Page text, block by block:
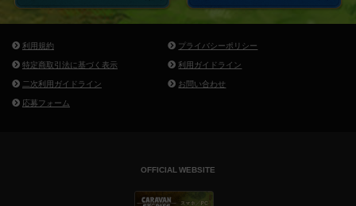
利用規約
プライバシーポリシー
特定商取引法に基づく表示
利用ガイドライン
二次利用ガイドライン
お問い合わせ
応募フォーム
OFFICIAL WEBSITE